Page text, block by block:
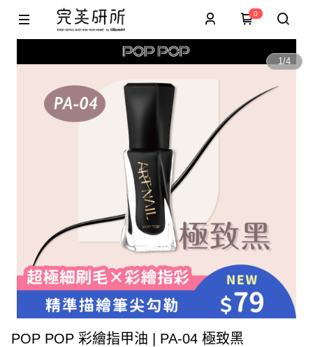
0
1/4
POP POP 彩繪指甲油 | PA-04 極致黑